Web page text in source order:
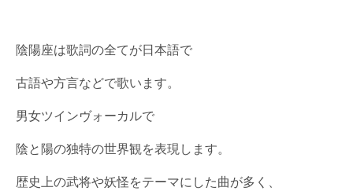
陰陽座は歌詞の全てが日本語で
古語や方言などで歌います。
男女ツインヴォーカルで
陰と陽の独特の世界観を表現します。
歴史上の武将や妖怪をテーマにした曲が多く、